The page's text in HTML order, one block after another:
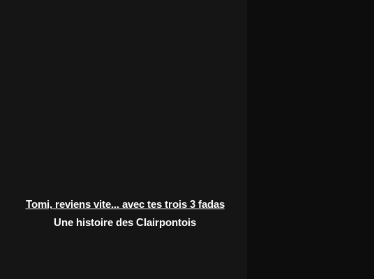
Tomi, reviens vite... avec tes trois 3 fadas
Une histoire des Clairpontois